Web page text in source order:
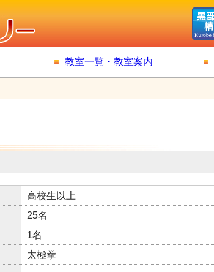
教室一覧・教室案内
高校生以上
25名
1名
太極拳